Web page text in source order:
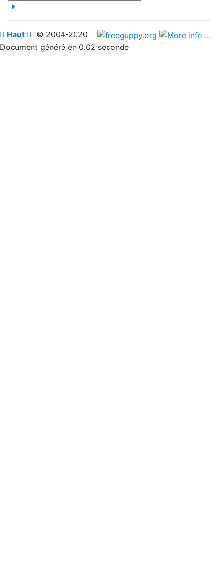
 Haut  © 2004-2020
Document généré en 0.02 seconde